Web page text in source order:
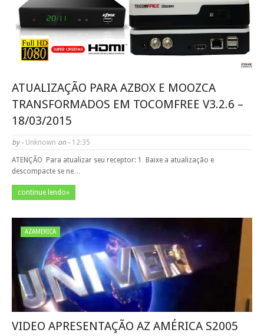
ATUALIZAÇÃO PARA AZBOX E MOOZCA
TRANSFORMADOS EM TOCOMFREE V3.2.6 –
18/03/2015
by - Unknown on - 12:35
ATENÇÃO ­ Para atualizar seu receptor: 1 ­ Baixe a atualização e
descompacte se ne…
continue lendo»
AZAMERICA
VIDEO APRESENTAÇÃO AZ AMÉRICA S2005